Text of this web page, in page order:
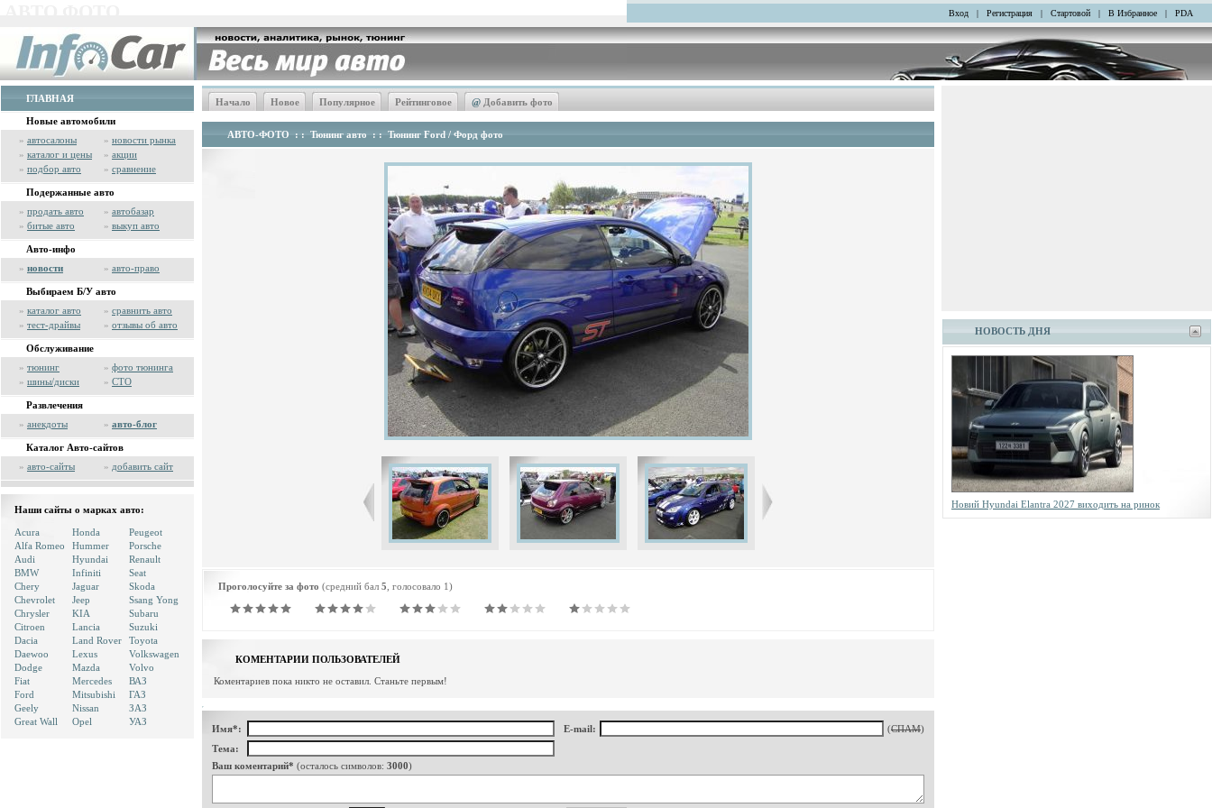
Вход | Регистрация | Стартовой | В Избранное | PDA
ГЛАВНАЯ
Новые автомобили
» автосалоны » новости рынка
» каталог и цены » акции
» подбор авто » сравнение
Подержанные авто
» продать авто » автобазар
» битые авто » выкуп авто
Авто-инфо
» новости » авто-право
Выбираем Б/У авто
» каталог авто » сравнить авто
» тест-драйвы » отзывы об авто
Обслуживание
» тюнинг » фото тюнинга
» шины/диски » СТО
Развлечения
» анекдоты » авто-блог
Каталог Авто-сайтов
» авто-сайты » добавить сайт
Наши сайты о марках авто:
Acura
Alfa Romeo
Audi
BMW
Chery
Chevrolet
Chrysler
Citroen
Dacia
Daewoo
Dodge
Fiat
Ford
Geely
Great Wall
Honda
Hummer
Hyundai
Infiniti
Jaguar
Jeep
KIA
Lancia
Land Rover
Lexus
Mazda
Mercedes
Mitsubishi
Nissan
Opel
Peugeot
Porsche
Renault
Seat
Skoda
Ssang Yong
Subaru
Suzuki
Toyota
Volkswagen
Volvo
ВАЗ
ГАЗ
ЗАЗ
УАЗ
Начало Новое Популярное Рейтинговое @ Добавить фото
АВТО-ФОТО : : Тюнинг авто : : Тюнинг Ford / Форд фото
Проголосуйте за фото (средний бал 5 , голосовало 1)
КОМЕНТАРИИ ПОЛЬЗОВАТЕЛЕЙ
Коментариев пока никто не оставил. Станьте первым!
Имя*: E-mail: (СПАМ)
Тема:
Ваш коментарий* (осталось символов: 3000)
НОВОСТЬ ДНЯ
Новий Hyundai Elantra 2027 виходить на ринок